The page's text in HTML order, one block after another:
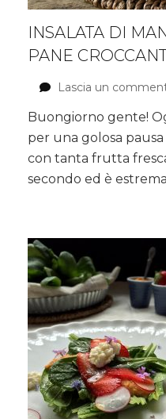
INSALATA DI
PANE
Lascia un
Buongiorno gente!
per una golosa
con tanta frutta
secondo ed è